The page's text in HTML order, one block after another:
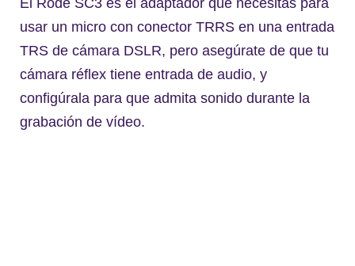
usar un micro con conector TRRS en una entrada
TRS de cámara DSLR, pero asegúrate de que tu
cámara réflex tiene entrada de audio, y
configúrala para que admita sonido durante la
grabación de vídeo.